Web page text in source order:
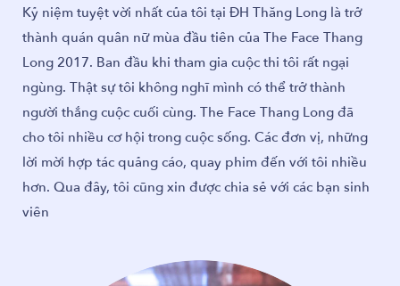
tuyệt vời nhất của tôi tại ĐH Thăng Long là trở
quân nữ mùa đầu tiên của The Face Thang
Ban đầu khi tham gia cuộc thi tôi rất ngại
Thật sự tôi không nghĩ mình có thể trở thành
cuộc cuối cùng. The Face Thang Long đã
nhiều cơ hội trong cuộc sống. Các đơn vị, những
hợp tác quảng cáo, quay phim đến với tôi nhiều
đây, tôi cũng xin được chia sẻ với các bạn sinh
Kỷ niệm tuyệt vời nhất của tôi tại ĐH Thăng Long là trở
thành quán quân nữ mùa đầu tiên của The Face Thang
Long 2017. Ban đầu khi tham gia cuộc thi tôi rất ngại
ngùng. Thật sự tôi không nghĩ mình có thể trở thành
người thắng cuộc cuối cùng. The Face Thang Long đã
cho tôi nhiều cơ hội trong cuộc sống. Các đơn vị, những
lời mời hợp tác quảng cáo, quay phim đến với tôi nhiều
hơn. Qua đây, tôi cũng xin được chia sẻ với các bạn sinh
viên
tuyệt vời nhất của tôi tại ĐH Thăng Long là trở
quân nữ mùa đầu tiên của The Face Thang
Ban đầu khi tham gia cuộc thi tôi rất ngại
Thật sự tôi không nghĩ mình có thể trở thành
cuộc cuối cùng. The Face Thang Long đã
nhiều cơ hội trong cuộc sống. Các đơn vị, những
hợp tác quảng cáo, quay phim đến với tôi nhiều
đây, tôi cũng xin được chia sẻ với các bạn sinh